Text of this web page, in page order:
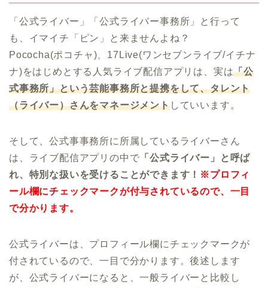
「公式ライバー」「公式ライバー事務所」と行って
も、イマイチ「ピン」と来ませんよね？
Pococha(ポコチャ)、17Live(ワンセブンライブ/イチナ
ナ)をはじめとする人気ライブ配信アプリは、実は「公
式事務所」という芸能事務所と提携をして、タレント
（ライバー）さんをマネージメントしていいます。
そして、公式事事務所に所属しているライバーさん
は、ライブ配信アプリの中で 「公式ライバー」と呼ば
れ、特別な扱いを受けることができます！ ※プロフィ
ール欄にチェックマークが付与されているので、一目
で分かります。
公式ライバーは、プロフィール欄にチェックマークが
付されているので、一目で分かります。後述します
が、公式ライバーになると、一般ライバーと比較し